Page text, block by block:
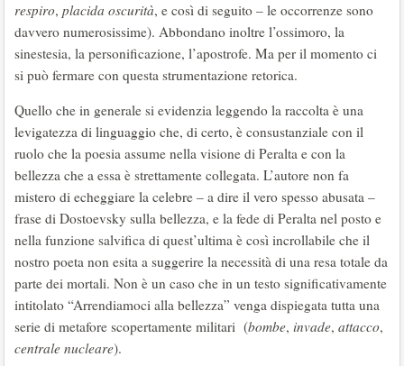
respiro, placida oscurità, e così di seguito – le occorrenze sono
davvero numerosissime). Abbondano inoltre l’ossimoro, la
sinestesia, la personificazione, l’apostrofe. Ma per il momento ci
si può fermare con questa strumentazione retorica.
Quello che in generale si evidenzia leggendo la raccolta è una
levigatezza di linguaggio che, di certo, è consustanziale con il
ruolo che la poesia assume nella visione di Peralta e con la
bellezza che a essa è strettamente collegata. L’autore non fa
mistero di echeggiare la celebre – a dire il vero spesso abusata –
frase di Dostoevsky sulla bellezza, e la fede di Peralta nel posto e
nella funzione salvifica di quest’ultima è così incrollabile che il
nostro poeta non esita a suggerire la necessità di una resa totale da
parte dei mortali. Non è un caso che in un testo significativamente
intitolato “Arrendiamoci alla bellezza” venga dispiegata tutta una
serie di metafore scopertamente militari (bombe, invade, attacco,
centrale nucleare).